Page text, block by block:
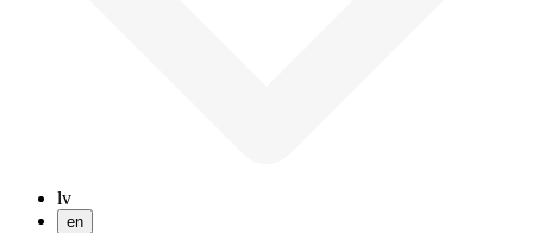
lv
en